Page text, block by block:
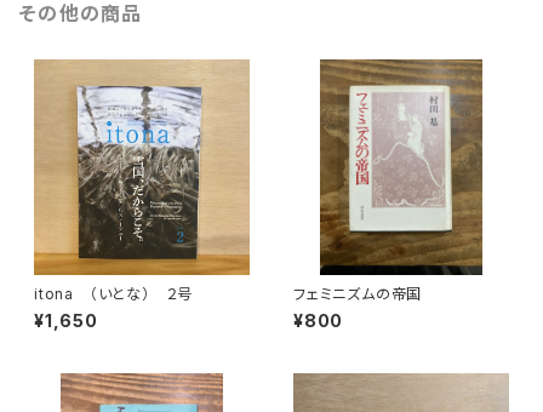
その他の商品
itona （いとな） ２号
¥1,650
フェミニズムの帝国
¥800